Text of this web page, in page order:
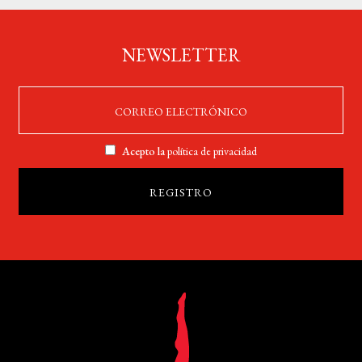
NEWSLETTER
Acepto lapolítica de privacidad